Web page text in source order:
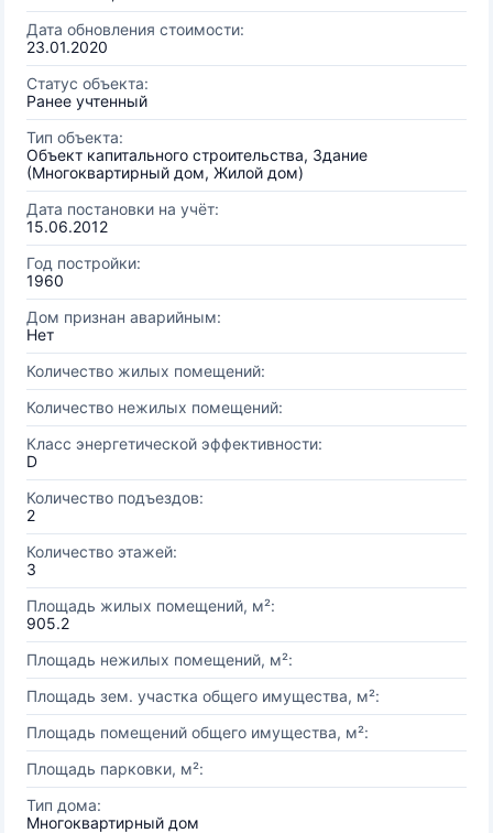
Дата обновления стоимости:
23.01.2020
Статус объекта:
Ранее учтенный
Тип объекта:
Объект капитального строительства, Здание
(Многоквартирный дом, Жилой дом)
Дата постановки на учёт:
15.06.2012
Год постройки:
1960
Дом признан аварийным:
Нет
Количество жилых помещений:
Количество нежилых помещений:
Класс энергетической эффективности:
D
Количество подъездов:
2
Количество этажей:
3
Площадь жилых помещений, м²:
905.2
Площадь нежилых помещений, м²:
Площадь зем. участка общего имущества, м²:
Площадь помещений общего имущества, м²:
Площадь парковки, м²:
Тип дома:
Многоквартирный дом